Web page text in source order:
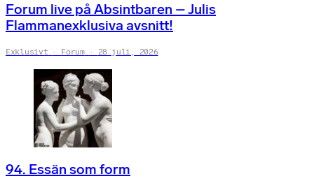
Forum live på Absintbaren – Julis
Flammanexklusiva avsnitt!
Exklusivt Forum 28 juli, 2026
94. Essän som form